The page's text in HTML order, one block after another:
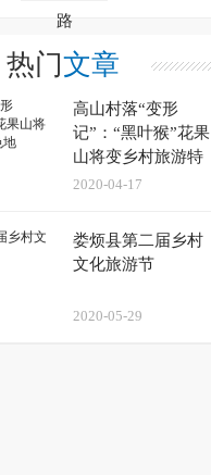
路
热门文章
高山村落“变形
记”：“黑叶猴”花果
山将变乡村旅游特
色地
2020-04-17
娄烦县第二届乡村
文化旅游节
2020-05-29